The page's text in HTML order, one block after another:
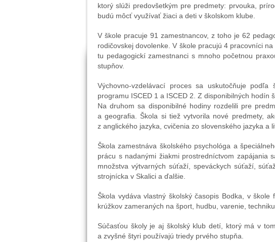
ktorý slúži predovšetkým pre predmety: prvouka,
budú môcť využívať žiaci a deti v školskom klube.
V škole pracuje 91 zamestnancov, z toho je 62
rodičovskej dovolenke. V škole pracujú 4 pracovníci
tu pedagogickí zamestnanci s mnoho početnou
stupňov.
Výchovno-vzdelávací proces sa uskutočňuje podľa
programu ISCED 1 a ISCED 2. Z disponibilných hodín
Na druhom sa disponibilné hodiny rozdelili pre
a geografia. Škola si tiež vytvorila nové predmety,
z anglického jazyka, cvičenia zo slovenského jazyka a
Škola zamestnáva školského psychológa a
prácu s nadanými žiakmi prostredníctvom zapájania
množstva výtvarných súťaží, speváckych súťaží,
strojnícka v Skalici a ďalšie.
Škola vydáva vlastný školský časopis Bodka, v
krúžkov zameraných na šport, hudbu, varenie,
Súčasťou školy je aj školský klub detí, ktorý má v
a zvyšné štyri používajú triedy prvého stupňa.